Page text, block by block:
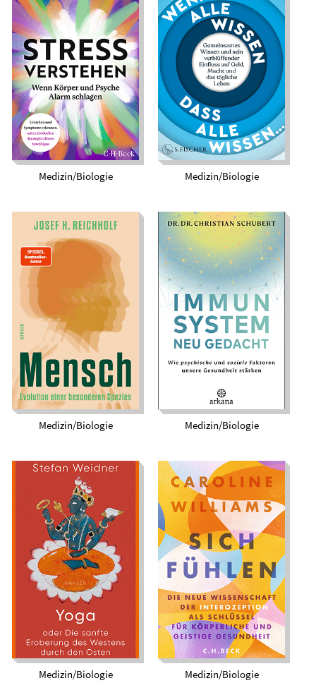
Stress verstehen.
Wenn Körper und
Psyche Alarm
schlagen
Medizin/Biologie
Wenn alle wissen,
dass alle wissen.
Gemeinsames
Wissen und sein
verblüffender
Einfluss auf Geld,
Macht und das
tägliche Leben
Medizin/Biologie
Mensch. Evolution
einer besonderen
Spezies
Medizin/Biologie
Immunsystem neu
gedacht. Wie
psychische und
soziale Faktoren
unsere Gesundheit
stärken
Medizin/Biologie
Yoga oder Die sanfte
Eroberung des
Westens durch den
Osten
Medizin/Biologie
Sich fühlen. Die neue
Wissenschaft der
Interozeption als
Schlüssel für
körperliche und
geistige Gesundheit
Medizin/Biologie